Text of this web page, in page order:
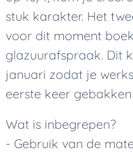
stuk karakter. Het
voor dit moment
glazuurafspraak. Dit
januari zodat je
eerste keer
Wat is inbegrepen?
- Gebruik van de